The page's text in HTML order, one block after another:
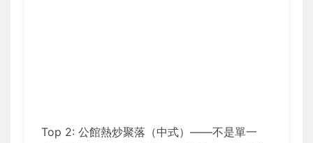
Top 2: 公館熱炒聚落（中式）——不是單一